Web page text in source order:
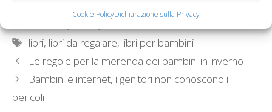
Cookie PolicyDichiarazione sulla Privacy
Tag
libri, libri da regalare, libri per bambini
Le regole per la merenda dei bambini in inverno
Bambini e internet, i genitori non conoscono i
pericoli